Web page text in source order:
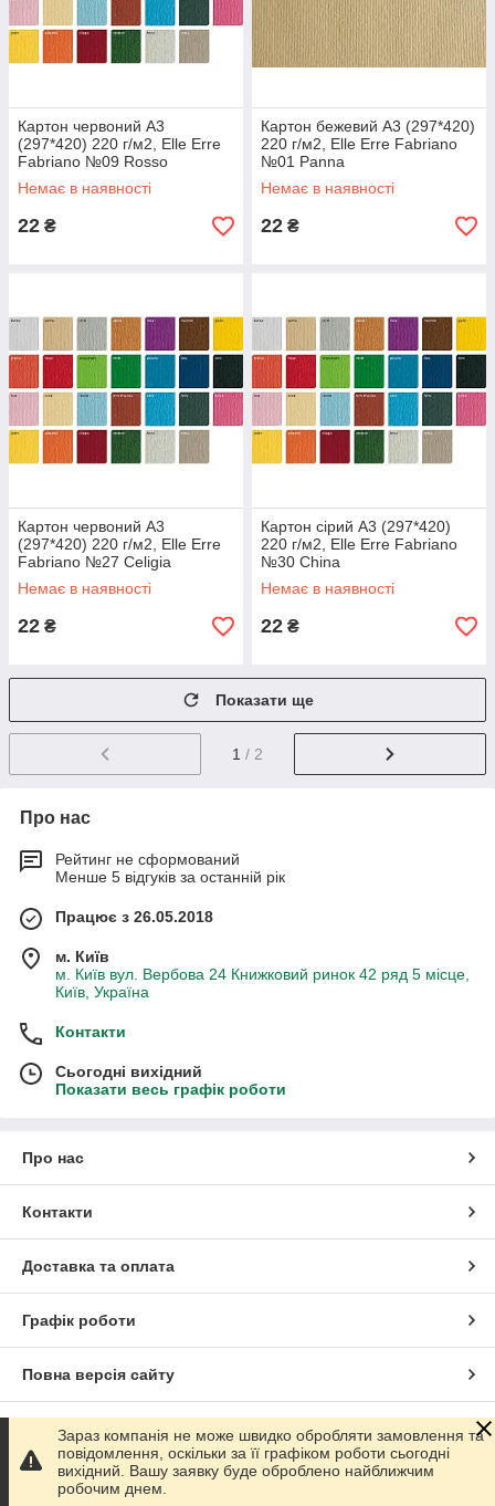
Картон червоний А3
(297*420) 220 г/м2, Elle Erre
Fabriano №09 Rosso
Немає в наявності
22 ₴
Картон бежевий А3 (297*420)
220 г/м2, Elle Erre Fabriano
№01 Panna
Немає в наявності
22 ₴
Картон червоний А3
(297*420) 220 г/м2, Elle Erre
Fabriano №27 Celigia
Немає в наявності
22 ₴
Картон сірий А3 (297*420)
220 г/м2, Elle Erre Fabriano
№30 China
Немає в наявності
22 ₴
Показати ще
1 / 2
Про нас
Рейтинг не сформований
Менше 5 відгуків за останній рік
Працює з 26.05.2018
м. Київ
м. Київ вул. Вербова 24 Книжковий ринок 42 ряд 5 місце,
Київ, Україна
Контакти
Сьогодні вихідний
Показати весь графік роботи
Про нас
Контакти
Доставка та оплата
Графік роботи
Повна версія сайту
Сайт створено на маркетплейсі Prom.ua
Політика конфіденційності
Зараз компанія не може швидко обробляти замовлення та
повідомлення, оскільки за її графіком роботи сьогодні
вихідний. Вашу заявку буде оброблено найближчим
робочим днем.